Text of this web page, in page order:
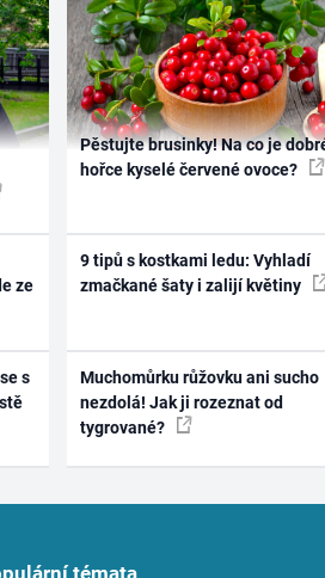
ze
s
Pěstujte brusinky! Na co je
hořce kyselé červené ovoce?
9 tipů s kostkami ledu: Vyhladí
zmačkané šaty i zalijí květiny
Muchomůrku růžovku ani sucho
nezdolá! Jak ji rozeznat od
tygrované?
témata